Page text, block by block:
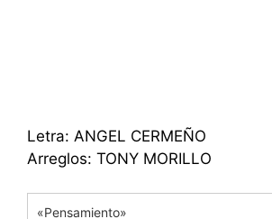
Letra: ANGEL CERMEÑO
Arreglos: TONY MORILLO
«Pensamiento»